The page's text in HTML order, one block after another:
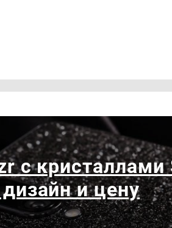
с кристаллами
и цену